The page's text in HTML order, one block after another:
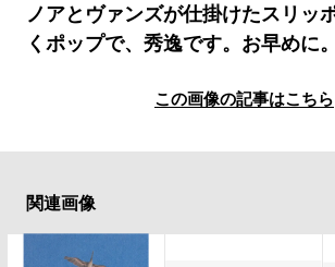
ノアとヴァンズが仕掛けたスリッ
くポップで、秀逸です。お早めに。
この画像の記事はこちら
関連画像